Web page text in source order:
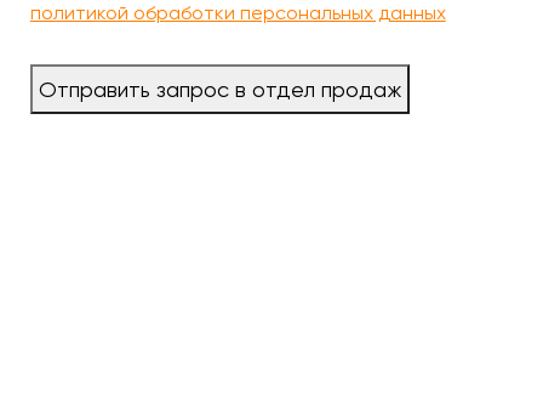
политикой обработки персональных данных
Отправить запрос в отдел продаж